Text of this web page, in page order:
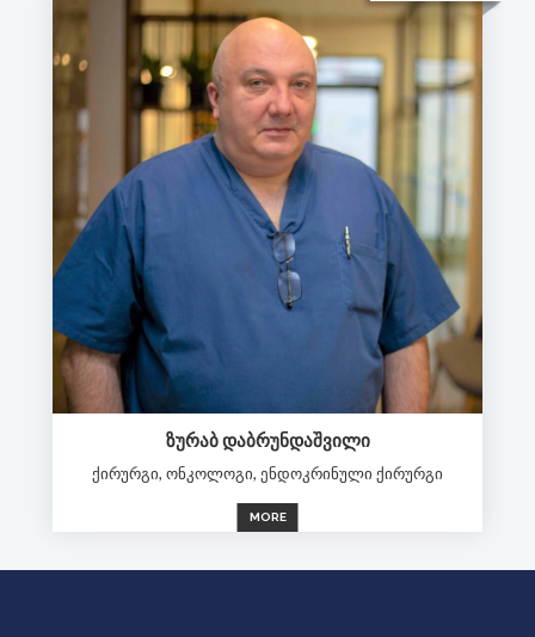
ᲖᲣᲠᲐᲑ ᲓᲐᲑᲠᲣᲜᲓᲐᲨᲕᲘᲚᲘ
ქირურგი, ონკოლოგი, ენდოკრინული ქირურგი
MORE